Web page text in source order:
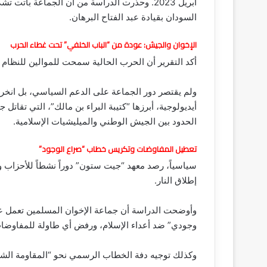
أبريل 2023. وحذرت الدراسة من أن الجماعة
السودان بقيادة عبد الفتاح البرهان.
الإخوان والجيش: عودة من “الباب الخلفي” تحت غطاء الحرب
أكد التقرير أن الحرب الحالية سمحت للموالين
ولم يقتصر دور الجماعة على الدعم السياسي، بل
أيديولوجية، أبرزها “كتيبة البراء بن مالك”، التي
الحدود بين الجيش الوطني والميليشيات الإسلامية.
تعطيل المفاوضات وتكريس خطاب “صراع الوجود”
سياسياً، رصد معهد “جيت ستون” دوراً نشطاً للأحزاب
إطلاق النار.
وأوضحت الدراسة أن جماعة الإخوان المسلمين تعمل
وجودي” ضد أعداء الإسلام، ورفض أي طاولة
وكذلك توجيه دفة الخطاب الرسمي نحو “المقاومة